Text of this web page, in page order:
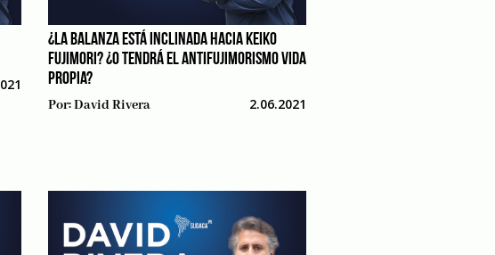
¿LA BALANZA ESTÁ INCLINADA HACIA KEIKO
FUJIMORI? ¿O TENDRÁ EL ANTIFUJIMORISMO VIDA
PROPIA?
Por:David Rivera 2.06.2021